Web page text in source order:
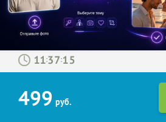
: :
499 руб.